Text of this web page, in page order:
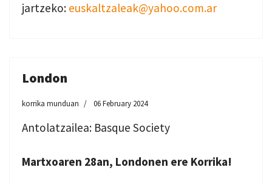
jartzeko: euskaltzaleak@yahoo.com.ar
London
korrika munduan 06 February 2024
Antolatzailea: Basque Society
Martxoaren 28an, Londonen ere Korrika!